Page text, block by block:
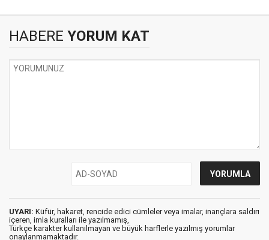
HABERE YORUM KAT
UYARI: Küfür, hakaret, rencide edici cümleler veya imalar, inançlara saldırı
içeren, imla kuralları ile yazılmamış,
Türkçe karakter kullanılmayan ve büyük harflerle yazılmış yorumlar
onaylanmamaktadır.